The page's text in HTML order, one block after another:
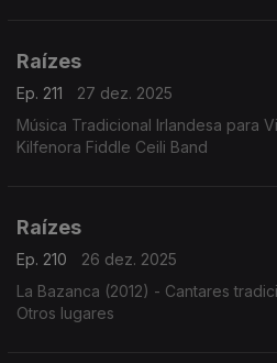
Raízes
Ep. 211
27 dez. 2025
Música Tradicional Irlandesa para
Kilfenora Fiddle Ceili Band
Raízes
Ep. 210
26 dez. 2025
La Bazanca (2012) - Cantares
Otros lugares